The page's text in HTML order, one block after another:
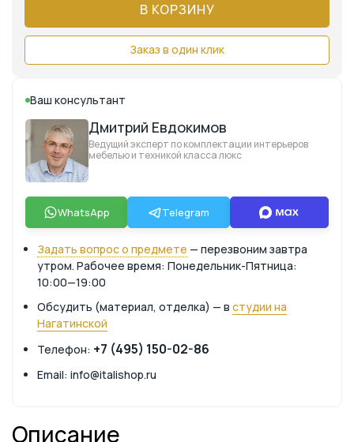
В КОРЗИНУ
Заказ в один клик
Ваш консультант
Дмитрий Евдокимов
Ведущий эксперт по комплектации интерьеров
мебелью и техникой класса люкс
WhatsApp Telegram
Задать вопрос о предмете — перезвоним завтра
утром. Рабочее время: Понедельник-Пятница:
10:00—19:00
Обсудить (материал, отделка) — в студии на
Нагатинской
Телефон: +7 (495) 150-02-86
Email: info@italishop.ru
Описание